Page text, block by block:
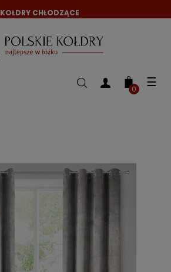
KOŁDRY CHŁODZĄCE
☰
0